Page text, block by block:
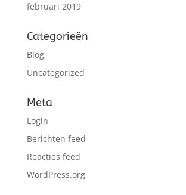
februari 2019
Categorieën
Blog
Uncategorized
Meta
Login
Berichten feed
Reacties feed
WordPress.org